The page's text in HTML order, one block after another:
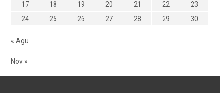
17 18 19 20 21 22
23
24
25 26 27 28 29 30
« Agu
Nov »